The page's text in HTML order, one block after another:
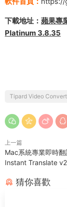
下載地址： 蘋果專
Platinum 3.8.35
Tipard Video
上一篇
Mac系統專業即時
Instant Translate
猜你喜歡